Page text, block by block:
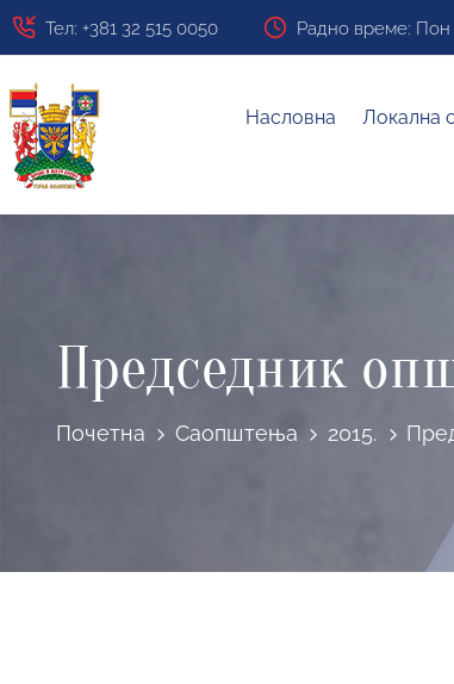
Тел: +381 32 515 0050 Радно време: Пон
Насловна Локална
Председник
Почетна Саопштења 2015.